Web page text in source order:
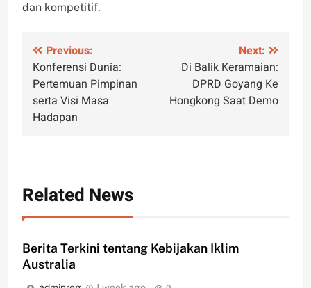
dan kompetitif.
Post
navigation
Previous:
Konferensi Dunia:
Pertemuan Pimpinan
serta Visi Masa
Hadapan
Next:
Di Balik Keramaian:
DPRD Goyang Ke
Hongkong Saat Demo
Related News
Berita Terkini tentang Kebijakan Iklim
Australia